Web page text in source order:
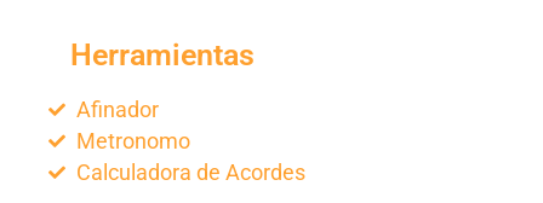
Herramientas
Afinador
Metronomo
Calculadora de Acordes